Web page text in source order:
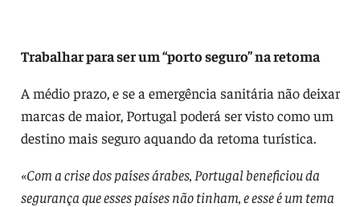
Trabalhar para ser um “porto seguro” na retoma
A médio prazo, e se a emergência sanitária não deixar
marcas de maior, Portugal poderá ser visto como um
destino mais seguro aquando da retoma turística.
«Com a crise dos países árabes, Portugal beneficiou da
segurança que esses países não tinham, e esse é um tema